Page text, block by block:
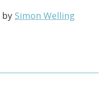
by Simon Welling